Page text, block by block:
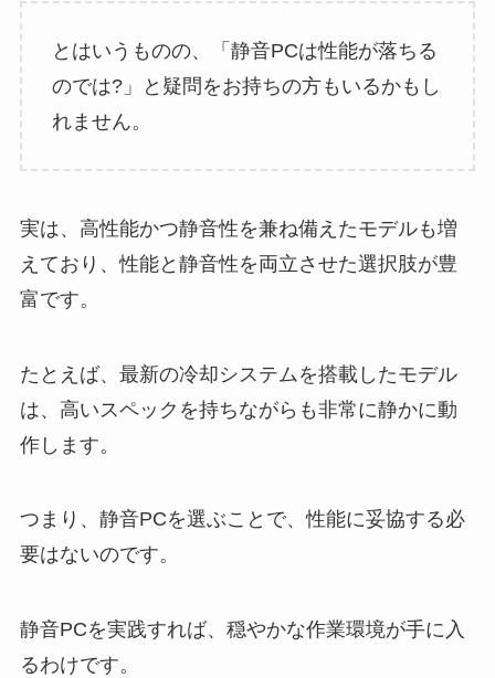
とはいうものの、「静音PCは性能が落ちる
のでは?」と疑問をお持ちの方もいるかもし
れません。
実は、高性能かつ静音性を兼ね備えたモデルも増
えており、性能と静音性を両立させた選択肢が豊
富です。
たとえば、最新の冷却システムを搭載したモデル
は、高いスペックを持ちながらも非常に静かに動
作します。
つまり、静音PCを選ぶことで、性能に妥協する必
要はないのです。
静音PCを実践すれば、穏やかな作業環境が手に入
るわけです。